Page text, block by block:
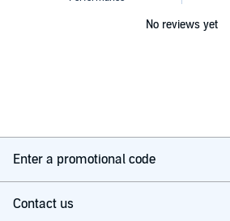
No reviews yet
Enter a promotional code
Contact us